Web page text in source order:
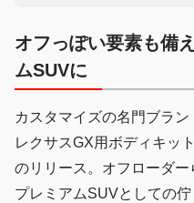
オフっぽい要素も備
ムSUVに
カスタマイズの名門ブラ
レクサスGX用ボディキッ
のリリース。オフローダー
プレミアムSUVとしての